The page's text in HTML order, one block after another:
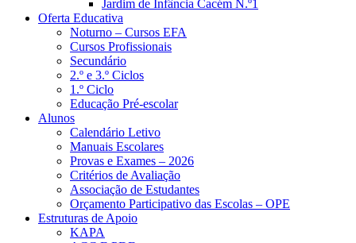
Jardim de Infância Cacém N.º1
Oferta Educativa
Noturno – Cursos EFA
Cursos Profissionais
Secundário
2.º e 3.º Ciclos
1.º Ciclo
Educação Pré-escolar
Alunos
Calendário Letivo
Manuais Escolares
Provas e Exames – 2026
Critérios de Avaliação
Associação de Estudantes
Orçamento Participativo das Escolas – OPE
Estruturas de Apoio
KAPA